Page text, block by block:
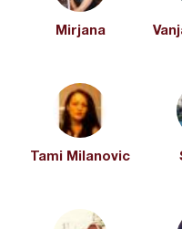
Mirjana
Tami Milanovic